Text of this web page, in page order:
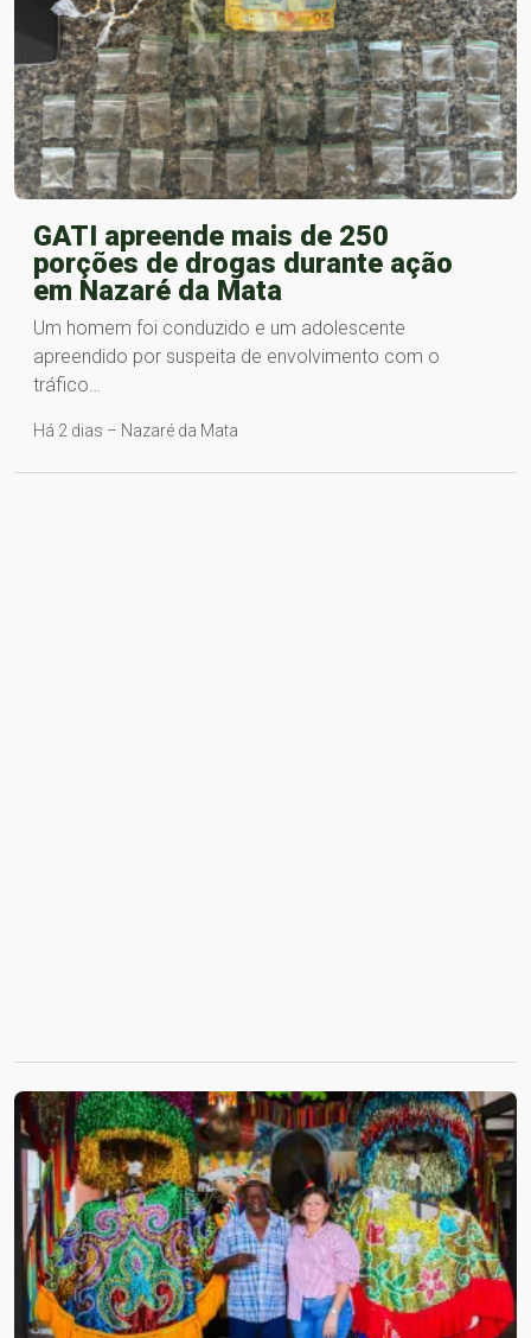
GATI apreende mais de 250
porções de drogas durante ação
em Nazaré da Mata
Um homem foi conduzido e um adolescente
apreendido por suspeita de envolvimento com o
tráfico…
Há 2 dias – Nazaré da Mata